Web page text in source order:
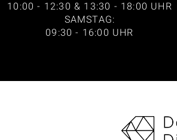
10:00 - 12:30 & 13:30 - 18:00 UHR
SAMSTAG:
09:30 - 16:00 UHR